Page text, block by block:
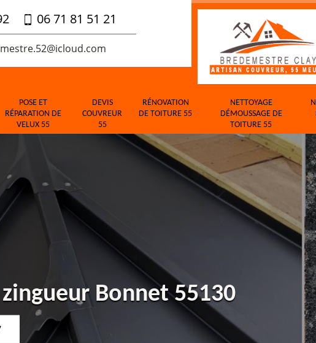
06 71 81 51 21
POSE ET
RÉPARATION DE
VELUX 55
DEVIS
COUVREUR
55
RÉNOVATION
DE TOITURE 55
NETTOYAGE
DÉMOUSSAGE DE
TOITURE 55
Bonnet 55130